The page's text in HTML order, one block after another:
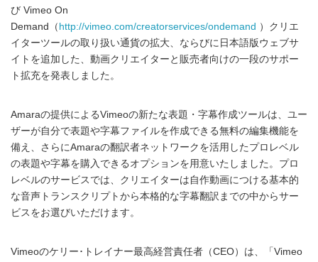
び Vimeo On
Demand（ http://vimeo.com/creatorservices/ondemand ）クリエ
イターツールの取り扱い通貨の拡大、ならびに日本語版ウェブサ
イトを追加した、動画クリエイターと販売者向けの一段のサポー
ト拡充を発表しました。
Amaraの提供によるVimeoの新たな表題・字幕作成ツールは、ユー
ザーが自分で表題や字幕ファイルを作成できる無料の編集機能を
備え、さらにAmaraの翻訳者ネットワークを活用したプロレベル
の表題や字幕を購入できるオプションを用意いたしました。プロ
レベルのサービスでは、クリエイターは自作動画につける基本的
な音声トランスクリプトから本格的な字幕翻訳までの中からサー
ビスをお選びいただけます。
Vimeoのケリー･トレイナー最高経営責任者（CEO）は、「Vimeo